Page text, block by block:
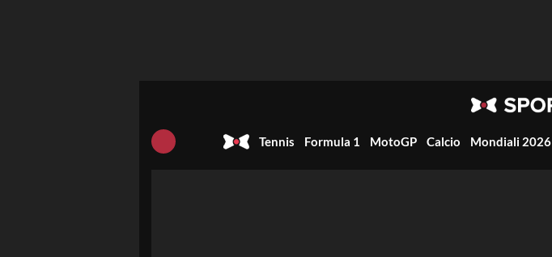
Tennis Formula 1 MotoGP Calcio Mondiali 2026